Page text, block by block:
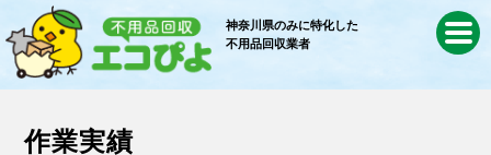
神奈川県のみに特化した
不用品回収業者
作業実績